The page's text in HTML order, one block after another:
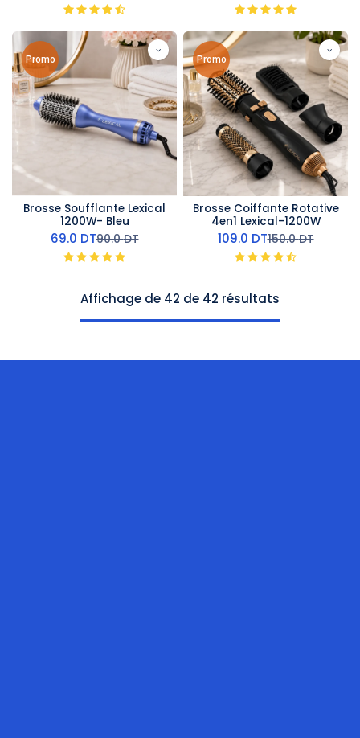
Promo
Brosse Soufflante Lexical
1200W- Bleu
69.0 DT90.0DT
Promo
Brosse Coiffante Rotative
4en1 Lexical-1200W
109.0 DT150.0DT
Affichage de 42 de 42 résultats